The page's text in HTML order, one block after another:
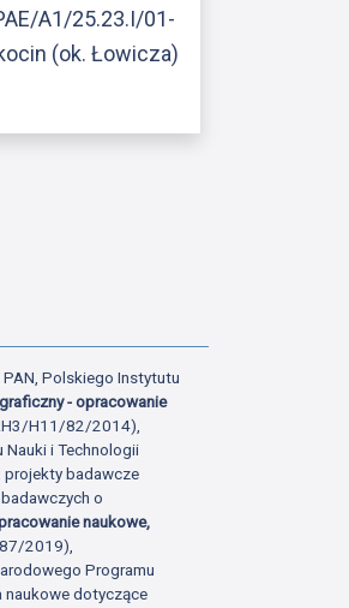
A1/25.23.I/01-
(ok. Łowicza)
Polskiego Instytutu
- opracowanie
H11/82/2014),
i Technologii
projekty badawcze
o
naukowe,
2019),
Programu
naukowe dotyczące